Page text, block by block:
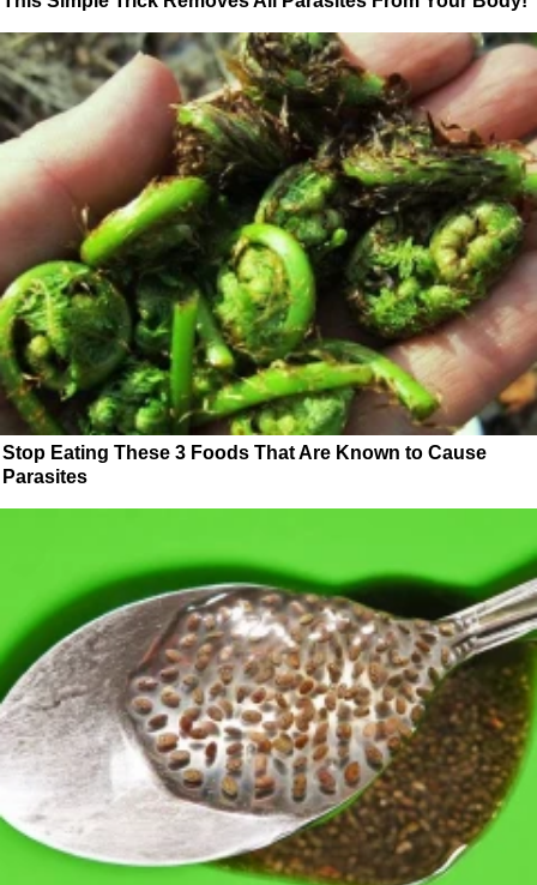
Stop Eating These 3 Foods That Are Known to Cause
Parasites